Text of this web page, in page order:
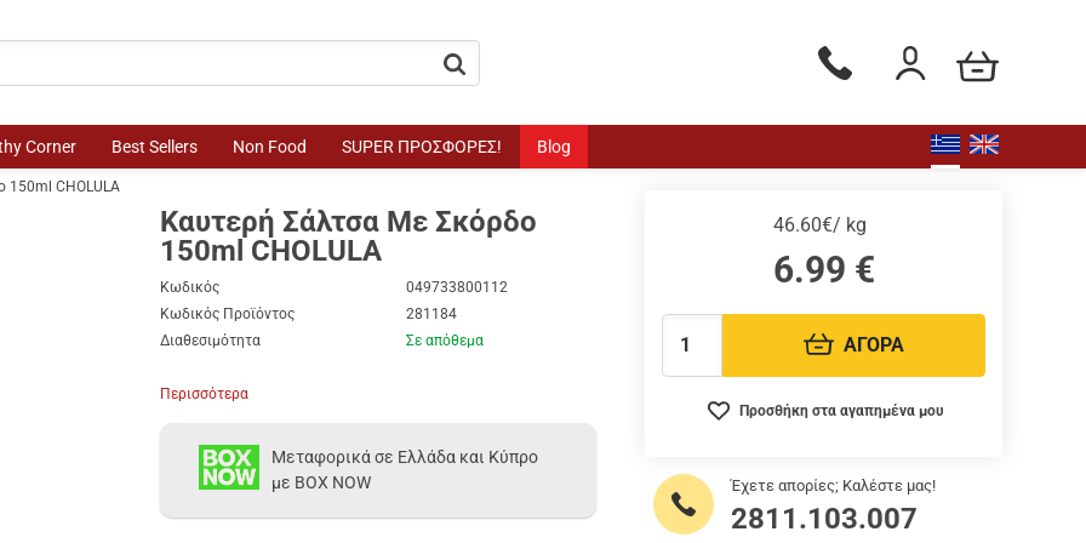
button.search Τηλεφωνικές παραγγελίες
Είσοδος / Εγγραφή
Το καλάθι μου
Corner Best Sellers Non Food SUPER ΠΡΟΣΦΟΡΕΣ! Blog
150ml CHOLULA
Καυτερή Σάλτσα Με Σκόρδο
150ml CHOLULA
Κωδικός
049733800112
Κωδικός Προϊόντος
281184
Διαθεσιμότητα
Σε απόθεμα
Περισσότερα
46.60€/ kg
6.99 €
Ποσότητα: ΑΓΟΡΑ
Προσθήκη στα αγαπημένα μου
Μεταφορικά σε Ελλάδα και Κύπρο
με BOX NOW
Έχετε απορίες; Καλέστε μας!
2811.103.007